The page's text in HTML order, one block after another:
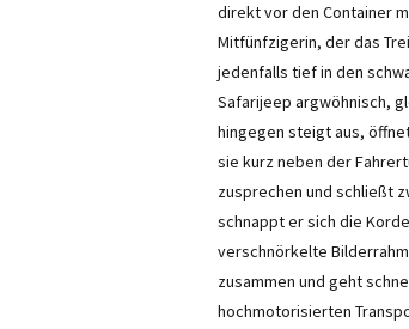
direkt vor den Container
Mitfünfzigerin, der das
jedenfalls tief in den
Safarijeep argwöhnisch,
hingegen steigt aus,
sie kurz neben der
zusprechen und schließt
schnappt er sich die
verschnörkelte
zusammen und geht
hochmotorisierten